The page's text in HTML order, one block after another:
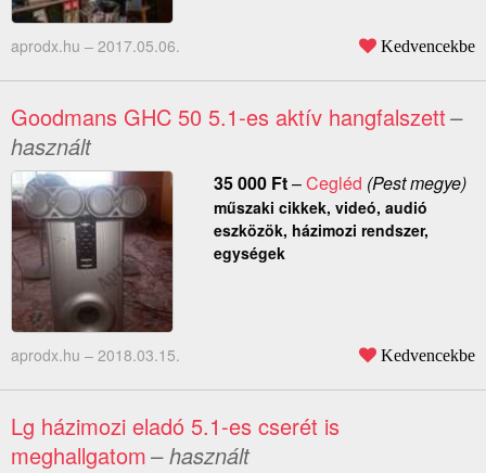
aprodx.hu – 2017.05.06. Kedvencekbe
Goodmans GHC 50 5.1-es aktív hangfalszett–
használt
35 000 Ft–Cegléd (Pest megye)
műszaki cikkek, videó, audió
eszközök, házimozi rendszer,
egységek
aprodx.hu – 2018.03.15. Kedvencekbe
Lg házimozi eladó 5.1-es cserét is
meghallgatom– használt